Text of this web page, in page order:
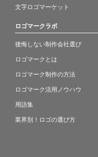
文字ロゴマーケット
ロゴマークラボ
後悔しない制作会社選び
ロゴマークとは
ロゴマーク制作の方法
ロゴマーク活用ノウハウ
用語集
業界別！ロゴの選び方